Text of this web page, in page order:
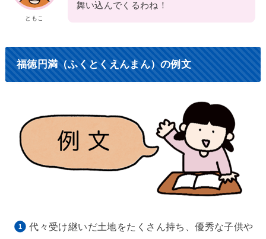
ともこ
舞い込んでくるわね！
福徳円満（ふくとくえんまん）の例文
代々受け継いだ土地をたくさん持ち、優秀な子供や